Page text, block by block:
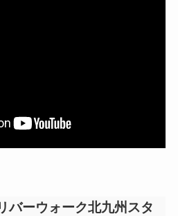
バーウォーク北九州スタ